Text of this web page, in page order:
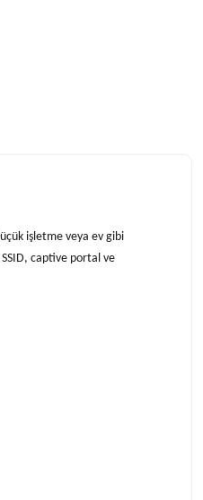
işletme veya ev gibi
captive portal ve